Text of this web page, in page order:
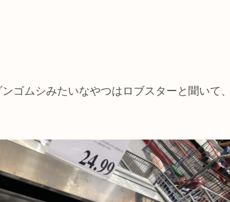
ゴムシみたいなやつはロブスターと聞いて